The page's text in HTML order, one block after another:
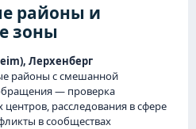
районы и
зоны
Лерхенберг
районы с смешанной
— проверка
расследования в сфере
в сообществах